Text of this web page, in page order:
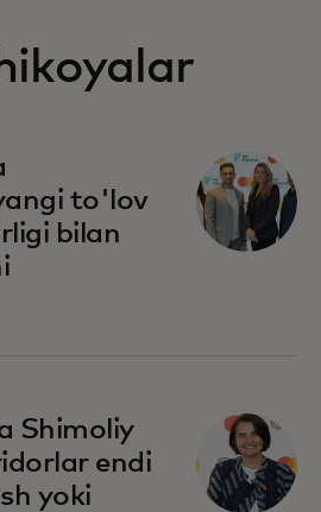
to'lov
bilan
Shimoliy
endi
yoki